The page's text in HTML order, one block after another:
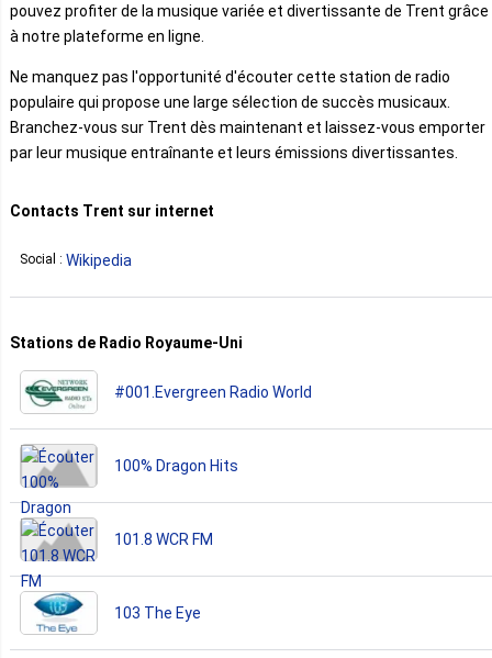
pouvez profiter de la musique variée et divertissante de Trent grâce
à notre plateforme en ligne.
Ne manquez pas l'opportunité d'écouter cette station de radio
populaire qui propose une large sélection de succès musicaux.
Branchez-vous sur Trent dès maintenant et laissez-vous emporter
par leur musique entraînante et leurs émissions divertissantes.
Contacts Trent sur internet
Social : Wikipedia
Stations de Radio Royaume-Uni
#001.Evergreen Radio World
100% Dragon Hits
101.8 WCR FM
103 The Eye